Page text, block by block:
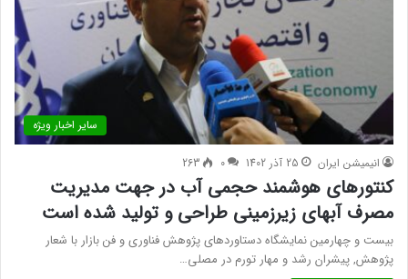
سایر اخبار ویژه
انیمیشن ایران 25 آذر 1402 0
263
کنتورهای هوشمند حجمی آب در جهت مدیریت
مصرف آبهای زیرزمینی طراحی و تولید شده است
بیست و چهارمین نمایشگاه دستاوردهای پژوهش فناوری و فن بازار با شعار
پژوهش, پیشران رشد و مهار تورم در مصلی…